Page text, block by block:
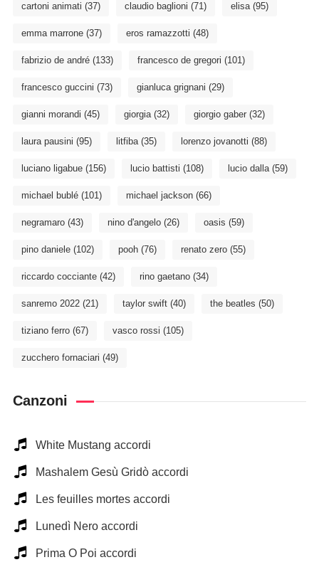
cartoni animati (37) claudio baglioni (71) elisa(95)
emma marrone(37) eros ramazzotti (48)
fabrizio de andré(133) francesco de gregori (101)
francesco guccini (73) gianluca grignani (29)
gianni morandi (45) giorgia(32) giorgio gaber(32)
laura pausini (95) litfiba(35) lorenzo jovanotti (88)
luciano ligabue(156) lucio battisti (108) lucio dalla(59)
michael bublé(101) michael jackson(66)
negramaro(43) nino d'angelo(26) oasis (59)
pino daniele(102) pooh(76) renato zero(55)
riccardo cocciante(42) rino gaetano(34)
sanremo 2022(21) taylor swift(40) the beatles (50)
tiziano ferro(67) vasco rossi (105)
zucchero fornaciari (49)
Canzoni
White Mustang accordi
Mashalem Gesù Gridò accordi
Les feuilles mortes accordi
Lunedì Nero accordi
Prima O Poi accordi